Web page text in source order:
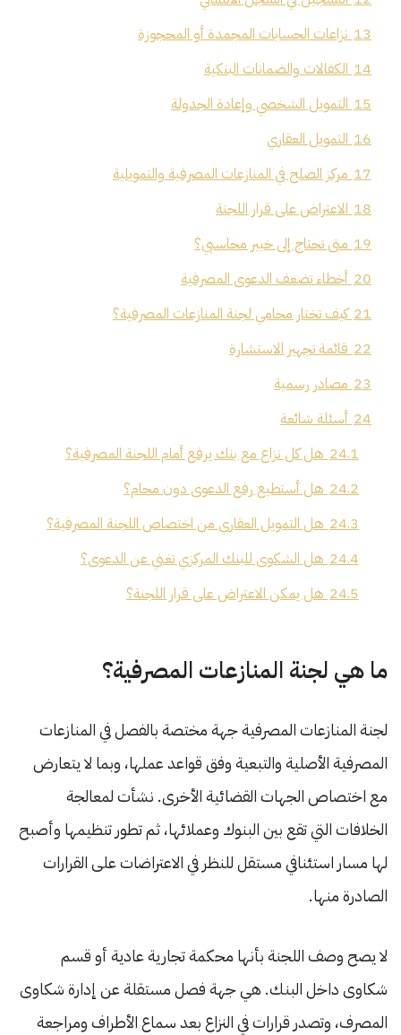
13 نزاعات الحسابات المجمدة أو المحجوزة
14 الكفالات والضمانات البنكية
15 التمويل الشخصي وإعادة الجدولة
16 التمويل العقاري
17 مركز الصلح في المنازعات المصرفية والتمويلية
18 الاعتراض على قرار اللجنة
19 متى تحتاج إلى خبير محاسبي؟
20 أخطاء تضعف الدعوى المصرفية
21 كيف تختار محامي لجنة المنازعات المصرفية؟
22 قائمة تجهيز الاستشارة
23 مصادر رسمية
24 أسئلة شائعة
24.1 هل كل نزاع مع بنك يرفع أمام اللجنة المصرفية؟
24.2 هل أستطيع رفع الدعوى دون محام؟
24.3 هل التمويل العقاري من اختصاص اللجنة المصرفية؟
24.4 هل الشكوى للبنك المركزي تغني عن الدعوى؟
24.5 هل يمكن الاعتراض على قرار اللجنة؟
ما هي لجنة المنازعات المصرفية؟
لجنة المنازعات المصرفية جهة مختصة بالفصل في المنازعات
المصرفية الأصلية والتبعية وفق قواعد عملها، وبما لا يتعارض
مع اختصاص الجهات القضائية الأخرى. نشأت لمعالجة
الخلافات التي تقع بين البنوك وعملائها، ثم تطور تنظيمها وأصبح
لها مسار استئنافي مستقل للنظر في الاعتراضات على القرارات
الصادرة منها.
لا يصح وصف اللجنة بأنها محكمة تجارية عادية أو قسم
شكاوى داخل البنك. هي جهة فصل مستقلة عن إدارة شكاوى
المصرف، وتصدر قرارات في النزاع بعد سماع الأطراف ومراجعة